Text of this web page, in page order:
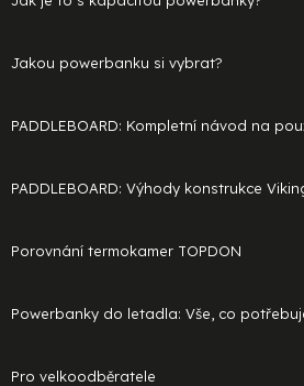
Jakou powerbanku si vybrat?
PADDLEBOARD: Kompletní návod na
PADDLEBOARD: Výhody konstrukce
Porovnání termokamer TOPDON
Powerbanky do letadla: Vše, co
Pro velkoodběratele